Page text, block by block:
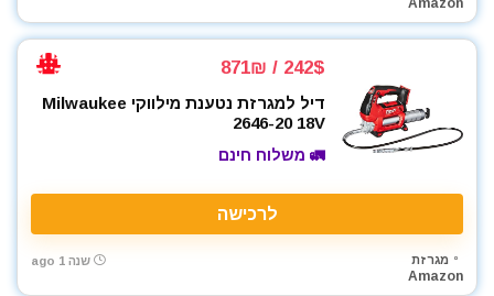
כלי מדידה
כליבות בורג
כליבות וקלאמרות
כליבות מהירות
כליבות ריתוך
כלים לחשמלאים
כרסומים לטרימר / ראוטר
Amazon
242$ / 871₪
דיל למגרזת נטענת מילווקי Milwaukee
2646-20 18V
🚛 משלוח חינם
לרכישה
מגרזת
Amazon
שנה 1 ago